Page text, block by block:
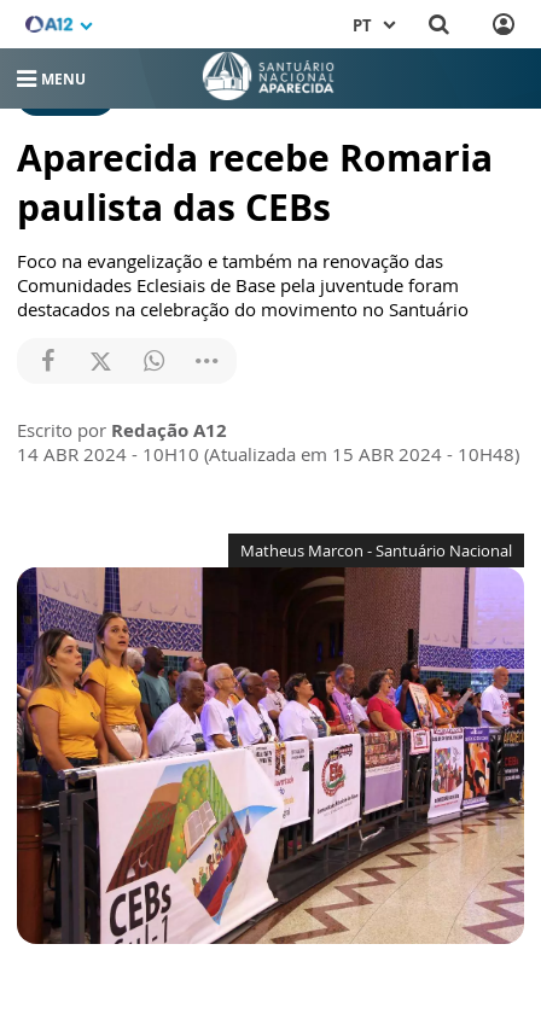
PT
MENU
Aparecida recebe Romaria
paulista das CEBs
Foco na evangelização e também na renovação das
Comunidades Eclesiais de Base pela juventude foram
destacados na celebração do movimento no Santuário
Escrito por Redação A12
14 ABR 2024 - 10H10 (Atualizada em 15 ABR 2024 - 10H48)
Matheus Marcon - Santuário Nacional